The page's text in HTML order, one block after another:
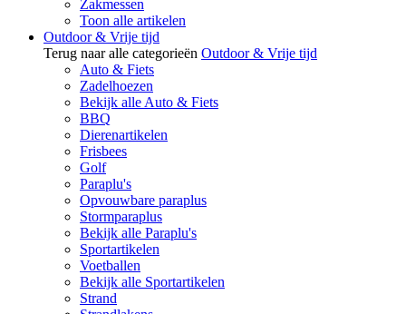
Zakmessen
Toon alle artikelen
Outdoor & Vrije tijd
Terug naar alle categorieën Outdoor & Vrije tijd
Auto & Fiets
Zadelhoezen
Bekijk alle Auto & Fiets
BBQ
Dierenartikelen
Frisbees
Golf
Paraplu's
Opvouwbare paraplus
Stormparaplus
Bekijk alle Paraplu's
Sportartikelen
Voetballen
Bekijk alle Sportartikelen
Strand